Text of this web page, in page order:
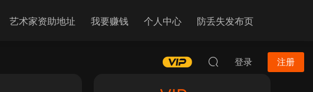
艺术家资助地址 我要赚钱 个人中心 防丢失发布页
登录 注册